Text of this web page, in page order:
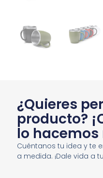
¿Quieres
producto?
lo
Cuéntanos tu idea y te
a medida. ¡Dale vida a